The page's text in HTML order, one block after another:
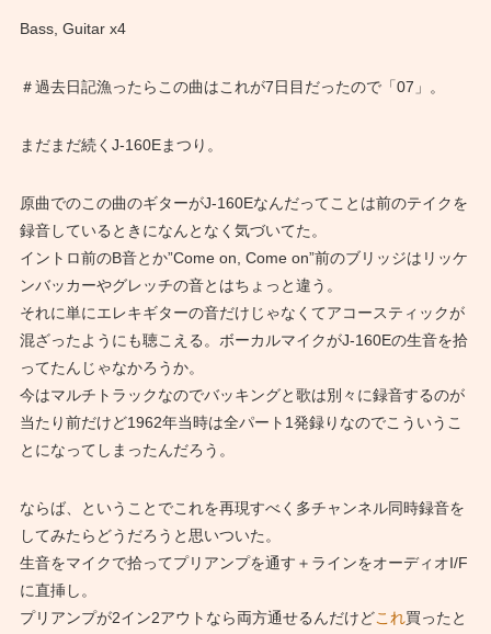
Bass, Guitar x4
＃過去日記漁ったらこの曲はこれが7日目だったので「07」。
まだまだ続くJ-160Eまつり。
原曲でのこの曲のギターがJ-160Eなんだってことは前のテイクを
録音しているときになんとなく気づいてた。
イントロ前のB音とか”Come on, Come on”前のブリッジはリッケ
ンバッカーやグレッチの音とはちょっと違う。
それに単にエレキギターの音だけじゃなくてアコースティックが
混ざったようにも聴こえる。ボーカルマイクがJ-160Eの生音を拾
ってたんじゃなかろうか。
今はマルチトラックなのでバッキングと歌は別々に録音するのが
当たり前だけど1962年当時は全パート1発録りなのでこういうこ
とになってしまったんだろう。
ならば、ということでこれを再現すべく多チャンネル同時録音を
してみたらどうだろうと思いついた。
生音をマイクで拾ってプリアンプを通す＋ラインをオーディオI/F
に直挿し。
プリアンプが2イン2アウトなら両方通せるんだけどこれ買ったと